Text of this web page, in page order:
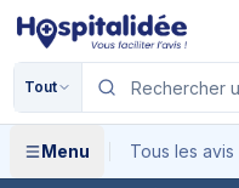
Aller au contenu principal
Tout
Menu Tous les avis